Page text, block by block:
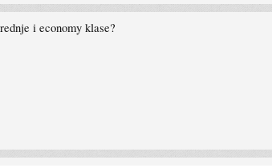
i economy klase?